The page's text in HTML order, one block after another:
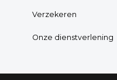
Verzekeren
Onze dienstverlening